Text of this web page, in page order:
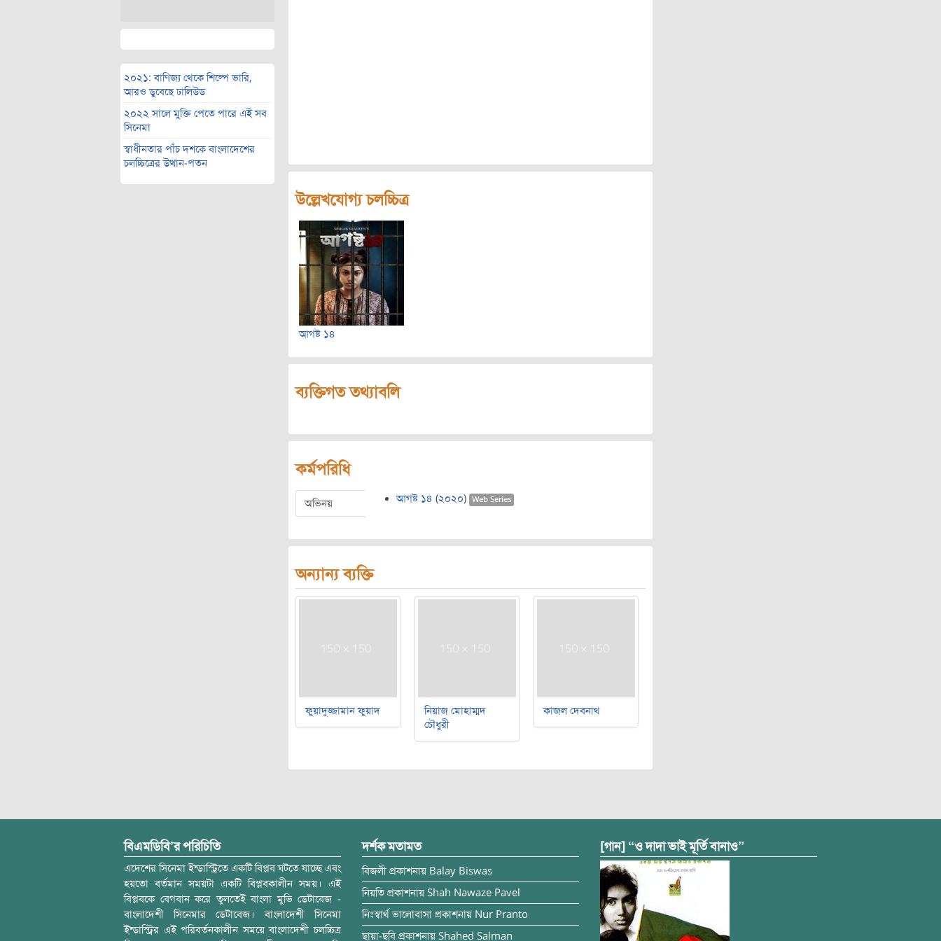
২০২১: বাণিজ্য থেকে শিল্পে ভারি,
আরও ডুবেছে ঢালিউড
২০২২ সালে মুক্তি পেতে পারে এই সব
সিনেমা
স্বাধীনতার পাঁচ দশকে বাংলাদেশের
চলচ্চিত্রের উত্থান-পতন
উল্লেখযোগ্য চলচ্চিত্র
আগষ্ট ১৪
ব্যক্তিগত তথ্যাবলি
কর্মপরিধি
অভিনয় আগষ্ট ১৪ (২০২০) Web Series
অন্যান্য ব্যক্তি
ফুয়াদুজ্জামান ফুয়াদ
নিয়াজ মোহাম্মদ
চৌধুরী
কাজল দেবনাথ
বিএমডিবি’র পরিচিতি
এদেশের সিনেমা ইন্ডাস্ট্রিতে একটি বিপ্লব ঘটতে যাচ্ছে এবং
হয়তো বর্তমান সময়টা একটি বিপ্লবকালীন সময়। এই
বিপ্লবকে বেগবান করে তুলতেই বাংলা মুভি ডেটাবেজ -
বাংলাদেশী সিনেমার ডেটাবেজ। বাংলাদেশী সিনেমা
ইন্ডাস্ট্রির এই পরিবর্তনকালীন সময়ে বাংলাদেশী চলচ্চিত্র
দর্শক মতামত
বিজলী প্রকাশনায় Balay Biswas
নিয়তি প্রকাশনায় Shah Nawaze Pavel
নিঃস্বার্থ ভালোবাসা প্রকাশনায় Nur Pranto
ছায়া-ছবি প্রকাশনায় Shahed Salman
[গান] “ও দাদা ভাই মূর্তি বানাও”